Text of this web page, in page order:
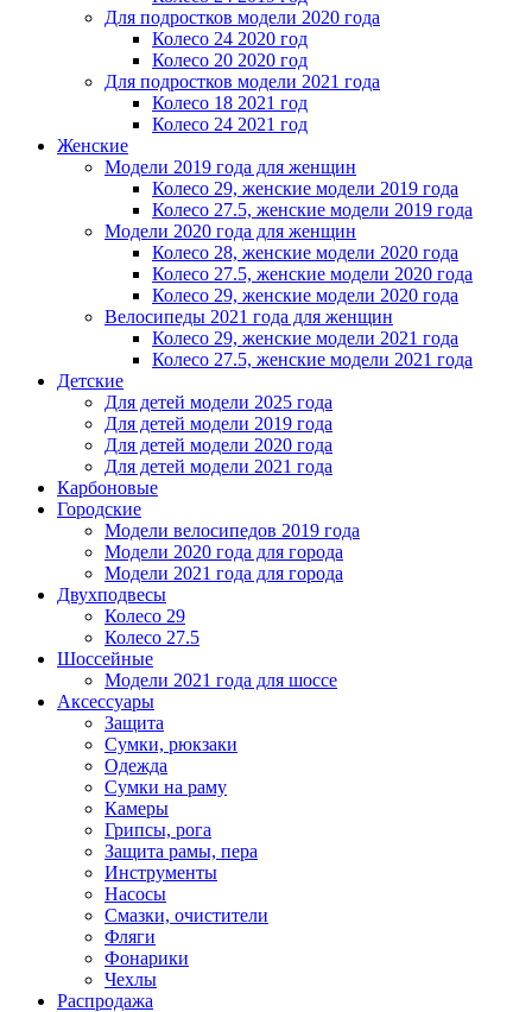
Для подростков модели 2020 года
Колесо 24 2020 год
Колесо 20 2020 год
Для подростков модели 2021 года
Колесо 18 2021 год
Колесо 24 2021 год
Женскиe
Модели 2019 года для женщин
Колесо 29, женские модели 2019 года
Колесо 27.5, женские модели 2019 года
Модели 2020 года для женщин
Колесо 28, женские модели 2020 года
Колесо 27.5, женские модели 2020 года
Колесо 29, женские модели 2020 года
Велосипеды 2021 года для женщин
Колесо 29, женские модели 2021 года
Колесо 27.5, женские модели 2021 года
Детские
Для детей модели 2025 года
Для детей модели 2019 года
Для детей модели 2020 года
Для детей модели 2021 года
Карбоновые
Городские
Модели велосипедов 2019 года
Модели 2020 года для города
Модели 2021 года для города
Двухподвесы
Колесо 29
Колесо 27.5
Шоссейные
Модели 2021 года для шоссе
Аксессуары
Защита
Сумки, рюкзаки
Одежда
Сумки на раму
Камеры
Грипсы, рога
Защита рамы, пера
Инструменты
Насосы
Смазки, очистители
Фляги
Фонарики
Чехлы
Распродажа